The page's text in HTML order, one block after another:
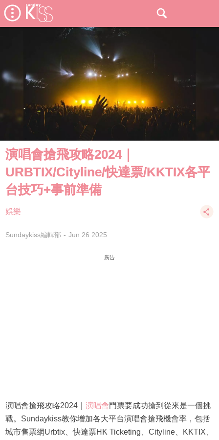
演唱會搶飛攻略2024｜
URBTIX/Cityline/快達票/KKTIX各平
台技巧+事前準備
娛樂
Sundaykiss編輯部 Jun 26 2025
廣告
演唱會搶飛攻略2024｜ 演唱會門票要成功搶到從來是一個挑
戰。Sundaykiss教你增加各大平台演唱會搶飛機會率，包括
城市售票網Urbtix、快達票HK Ticketing、Cityline、KKTIX、